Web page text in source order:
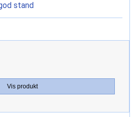
stand
Vis produkt